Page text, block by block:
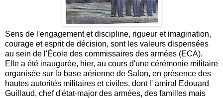
Sens de l'engagement et discipline, rigueur et imagination,
courage et esprit de décision, sont les valeurs dispensées
au sein de l'École des commissaires des armées (ECA).
Elle a été inaugurée, hier, au cours d'une cérémonie militaire
organisée sur la base aérienne de Salon, en présence des
hautes autorités militaires et civiles, dont l' amiral Edouard
Guillaud, chef d'état-major des armées, des familles mais